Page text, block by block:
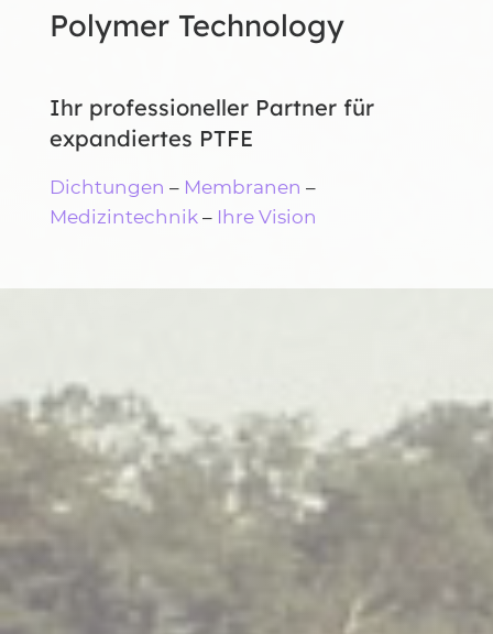
Polymer Technology
Ihr professioneller Partner für
expandiertes PTFE
Dichtungen – Membranen –
Medizintechnik– Ihre Vision